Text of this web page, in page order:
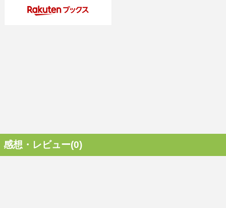
感想・レビュー(0)